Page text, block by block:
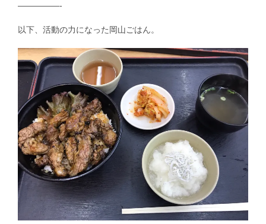
—————-
以下、活動の力になった岡山ごはん。